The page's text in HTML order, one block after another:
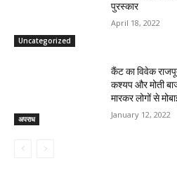
Uncategorized
पुरस्कार
April 18, 2022
अपराध
कैंट का विवेक
कश्यप और मोती
मारकर लोगों से
January 12, 2022